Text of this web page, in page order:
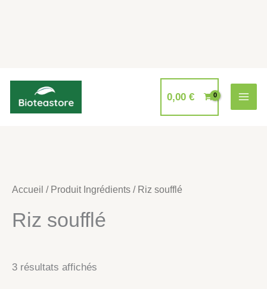
contenu
0,00 €
Accueil / Produit Ingrédients / Riz soufflé
Riz soufflé
3 résultats affichés